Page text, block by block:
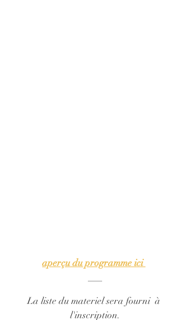
aperçu du programme ici
La liste du materiel sera fourni  à
l'inscription.